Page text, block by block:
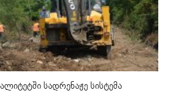
სადრენაჟე სისტემა